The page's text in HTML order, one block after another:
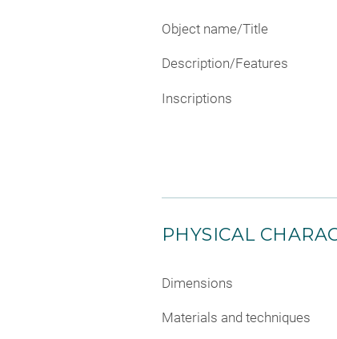
Object name/Title
Description/Features
Inscriptions
PHYSICAL
Dimensions
Materials and techniques